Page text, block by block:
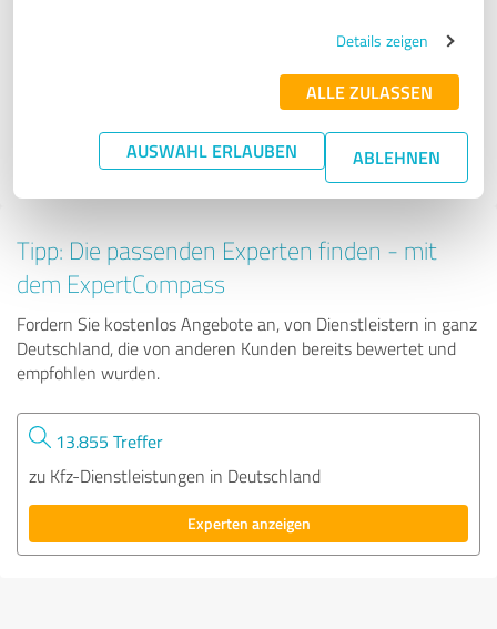
Details zeigen
ALLE ZULASSEN
AUSWAHL ERLAUBEN ABLEHNEN
Tipp: Die passenden Experten finden - mit
dem ExpertCompass
Fordern Sie kostenlos Angebote an, von Dienstleistern in ganz
Deutschland, die von anderen Kunden bereits bewertet und
empfohlen wurden.
13.855 Treffer
zu Kfz-Dienstleistungen in Deutschland
Experten anzeigen